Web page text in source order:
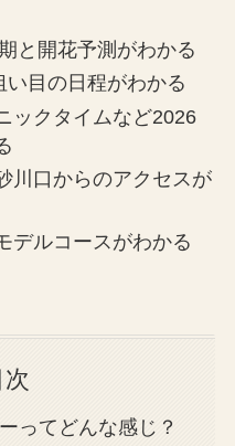
と開花予測がわかる
目の日程がわかる
ックタイムなど2026
川口からのアクセスが
デルコースがわかる
次
ってどんな感じ？